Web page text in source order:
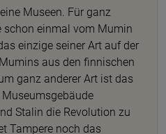
Museen. Für ganz
schon einmal vom Mumin
einzige seiner Art auf der
aus den finnischen
ganz anderer Art ist das
Stalin die Revolution zu
Tampere noch das